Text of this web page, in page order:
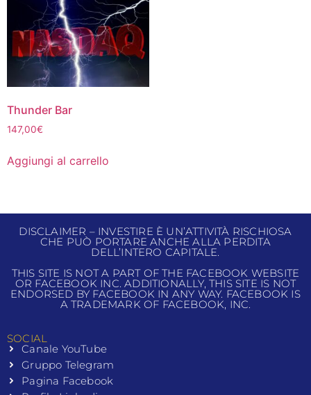
Thunder Bar
147,00€
Aggiungi al carrello
DISCLAIMER – INVESTIRE È UN’ATTIVITÀ RISCHIOSA
CHE PUÒ PORTARE ANCHE ALLA PERDITA
DELL’INTERO CAPITALE.
THIS SITE IS NOT A PART OF THE FACEBOOK WEBSITE
OR FACEBOOK INC. ADDITIONALLY, THIS SITE IS NOT
ENDORSED BY FACEBOOK IN ANY WAY. FACEBOOK IS
A TRADEMARK OF FACEBOOK, INC.
SOCIAL
Canale YouTube
Gruppo Telegram
Pagina Facebook